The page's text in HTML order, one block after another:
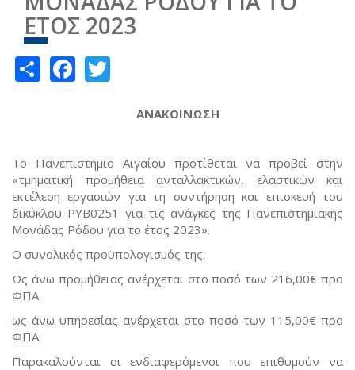
ΕΤΟΣ 2023
ShareFacebook
ΑΝΑΚΟΙΝΩΣΗ
Το Πανεπιστήμιο Αιγαίου προτίθεται να προβεί στην
«τμηματική προμήθεια ανταλλακτικών, ελαστικών και
εκτέλεση εργασιών για τη συντήρηση και επισκευή του
δικύκλου ΡΥΒ0251 για τις ανάγκες της Πανεπιστημιακής
Μονάδας Ρόδου για το έτος 2023».
Ο συνολικός προϋπολογισμός της:
Ως άνω προμήθειας ανέρχεται στο ποσό των 216,00€ προ
ΦΠΑ
ως άνω υπηρεσίας ανέρχεται στο ποσό των 115,00€ προ
ΦΠΑ.
Παρακαλούνται οι ενδιαφερόμενοι που επιθυμούν να